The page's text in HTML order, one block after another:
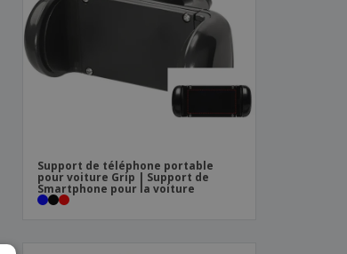
Support de téléphone portable
pour voiture Grip | Support de
Smartphone pour la voiture